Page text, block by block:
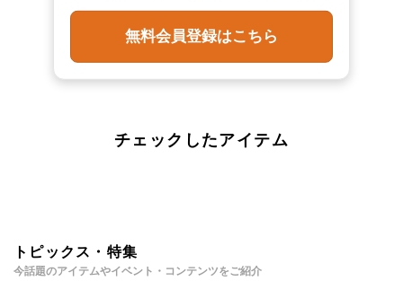
チェックしたアイテム
トピックス・特集
今話題のアイテムやイベント・コンテンツをご紹介
無料会員登録はこちら